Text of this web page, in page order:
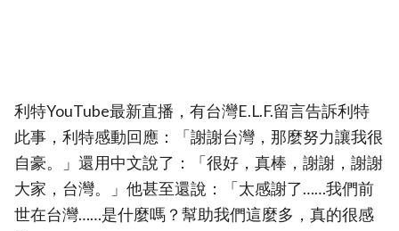
利特YouTube最新直播，有台灣E.L.F.留言告訴利特
此事，利特感動回應：「謝謝台灣，那麼努力讓我很
自豪。」還用中文說了：「很好，真棒，謝謝，謝謝
大家，台灣。」他甚至還說：「太感謝了……我們前
世在台灣……是什麼嗎？幫助我們這麼多，真的很感